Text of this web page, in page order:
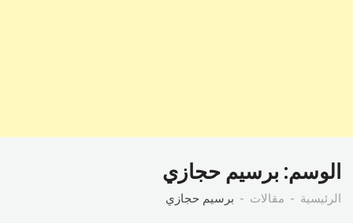
الوسم: برسيم حجازي
الرئيسية مقالات برسيم حجازي